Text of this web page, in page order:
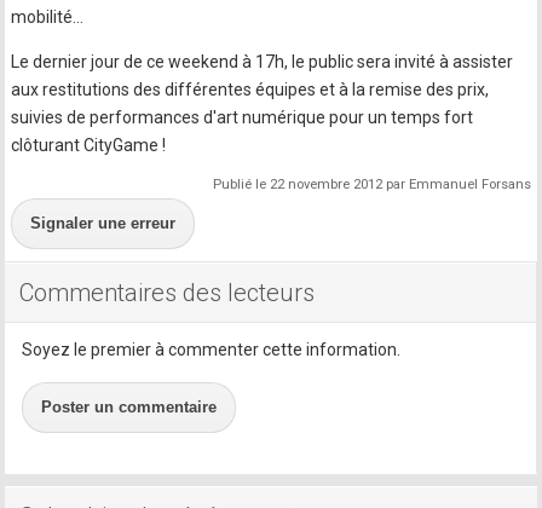
mobilité...
Le dernier jour de ce weekend à 17h, le public sera invité à assister
aux restitutions des différentes équipes et à la remise des prix,
suivies de performances d'art numérique pour un temps fort
clôturant CityGame !
Publié le 22 novembre 2012 par Emmanuel Forsans
Signaler une erreur
Commentaires des lecteurs
Soyez le premier à commenter cette information.
Poster un commentaire